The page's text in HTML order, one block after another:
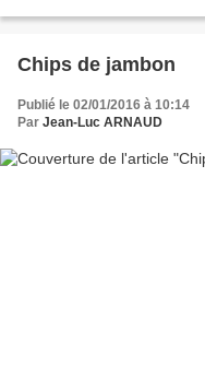
Chips de jambon
Publié le 02/01/2016 à 10:14
Par Jean-Luc ARNAUD